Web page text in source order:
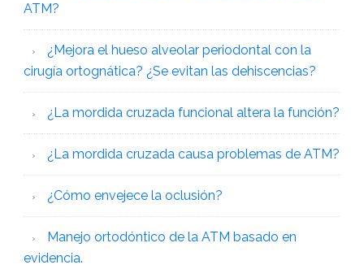
ATM?
¿Mejora el hueso alveolar periodontal con la
cirugía ortognática? ¿Se evitan las dehiscencias?
¿La mordida cruzada funcional altera la función?
¿La mordida cruzada causa problemas de ATM?
¿Cómo envejece la oclusión?
Manejo ortodóntico de la ATM basado en
evidencia.